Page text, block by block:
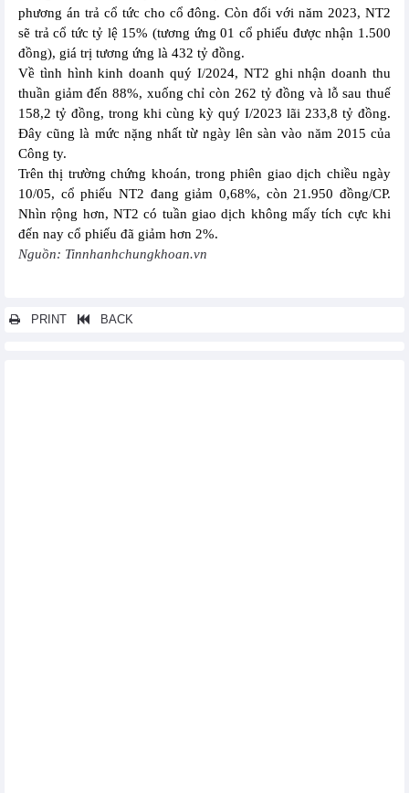
phương án trả cổ tức cho cổ đông. Còn đối với năm 2023, NT2
sẽ trả cổ tức tỷ lệ 15% (tương ứng 01 cổ phiếu được nhận 1.500
đồng), giá trị tương ứng là 432 tỷ đồng.
Về tình hình kinh doanh quý I/2024, NT2 ghi nhận doanh thu
thuần giảm đến 88%, xuống chỉ còn 262 tỷ đồng và lỗ sau thuế
158,2 tỷ đồng, trong khi cùng kỳ quý I/2023 lãi 233,8 tỷ đồng.
Đây cũng là mức nặng nhất từ ngày lên sàn vào năm 2015 của
Công ty.
Trên thị trường chứng khoán, trong phiên giao dịch chiều ngày
10/05, cổ phiếu NT2 đang giảm 0,68%, còn 21.950 đồng/CP.
Nhìn rộng hơn, NT2 có tuần giao dịch không mấy tích cực khi
đến nay cổ phiếu đã giảm hơn 2%.
Nguồn: Tinnhanhchungkhoan.vn
PRINT BACK